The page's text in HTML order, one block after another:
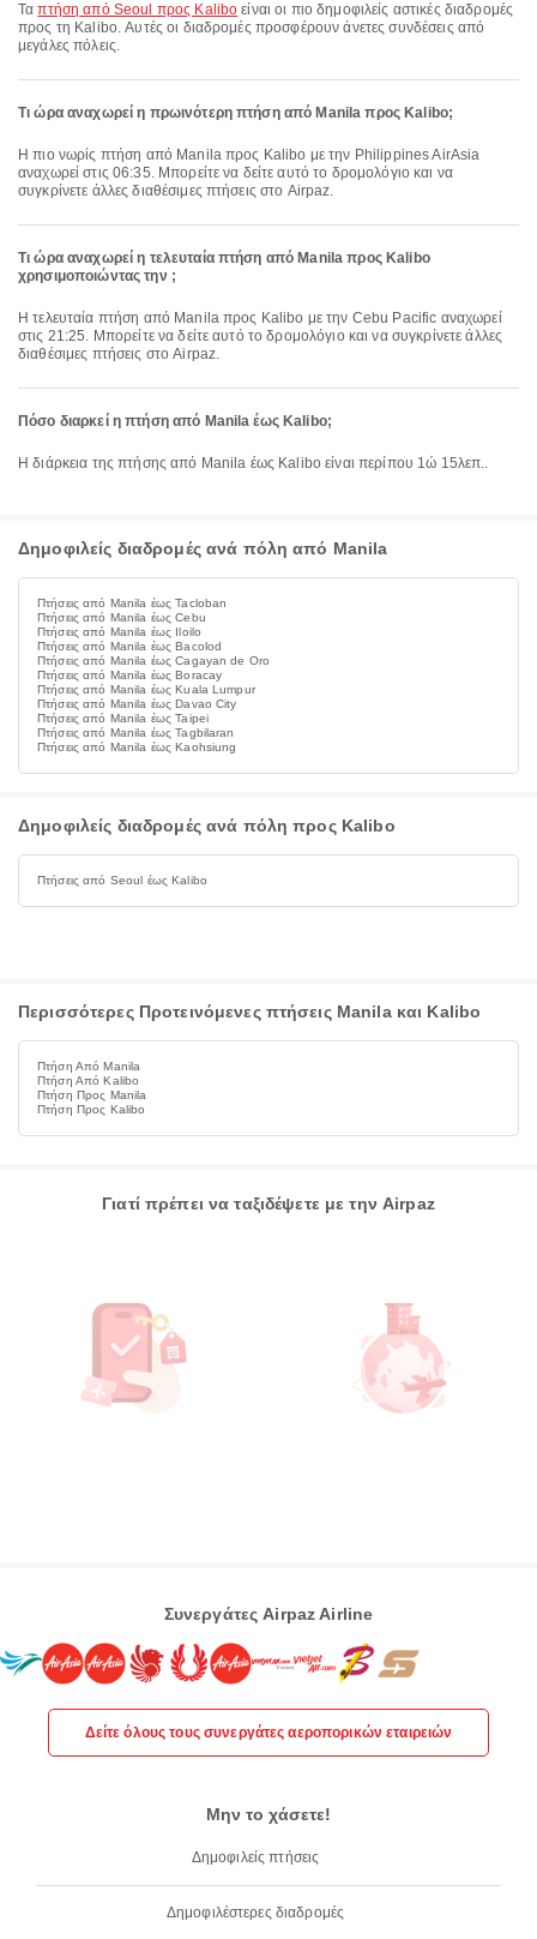
Ταπτήση από Seoul προς Kalibo είναι οι πιο δημοφιλείς αστικές διαδρομές
προς τη Kalibo. Αυτές οι διαδρομές προσφέρουν άνετες συνδέσεις από
μεγάλες πόλεις.
Τι ώρα αναχωρεί η πρωινότερη πτήση από Manila προς Kalibo;
Η πιο νωρίς πτήση από Manila προς Kalibo με την Philippines AirAsia
αναχωρεί στις 06:35. Μπορείτε να δείτε αυτό το δρομολόγιο και να
συγκρίνετε άλλες διαθέσιμες πτήσεις στο Airpaz.
Τι ώρα αναχωρεί η τελευταία πτήση από Manila προς Kalibo
χρησιμοποιώντας την ;
Η τελευταία πτήση από Manila προς Kalibo με την Cebu Pacific αναχωρεί
στις 21:25. Μπορείτε να δείτε αυτό το δρομολόγιο και να συγκρίνετε άλλες
διαθέσιμες πτήσεις στο Airpaz.
Πόσο διαρκεί η πτήση από Manila έως Kalibo;
Η διάρκεια της πτήσης από Manila έως Kalibo είναι περίπου 1ώ 15λεπ..
Δημοφιλείς διαδρομές ανά πόλη από Manila
Πτήσεις από Manila έως Tacloban
Πτήσεις από Manila έως Cebu
Πτήσεις από Manila έως Iloilo
Πτήσεις από Manila έως Bacolod
Πτήσεις από Manila έως Cagayan de Oro
Πτήσεις από Manila έως Boracay
Πτήσεις από Manila έως Kuala Lumpur
Πτήσεις από Manila έως Davao City
Πτήσεις από Manila έως Taipei
Πτήσεις από Manila έως Tagbilaran
Πτήσεις από Manila έως Kaohsiung
Δημοφιλείς διαδρομές ανά πόλη προς Kalibo
Πτήσεις από Seoul έως Kalibo
Περισσότερες Προτεινόμενες πτήσεις Manila και Kalibo
Πτήση Από Manila
Πτήση Από Kalibo
Πτήση Προς Manila
Πτήση Προς Kalibo
Γιατί πρέπει να ταξιδέψετε με την Airpaz
Συνεργάτες Airpaz Airline
Δείτε όλους τους συνεργάτες αεροπορικών εταιρειών
Μην το χάσετε!
Δημοφιλείς πτήσεις
Δημοφιλέστερες διαδρομές